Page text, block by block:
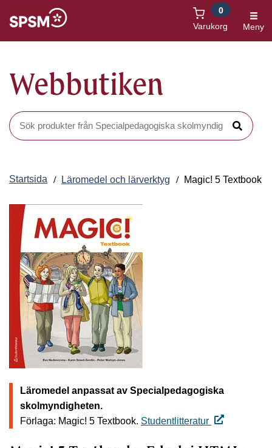
Varukorg
0
Meny
Webbutiken
Sök produkter i Webbutiken
Sök
Startsida Läromedel och lärverktyg Magic! 5 Textbook
Läromedel anpassat av Specialpedagogiska
skolmyndigheten.
Förlaga: Magic! 5 Textbook. Studentlitteratur